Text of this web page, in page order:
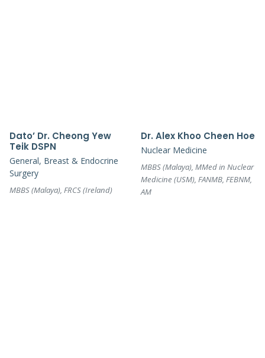
Dato’ Dr. Cheong Yew
Teik DSPN
General, Breast & Endocrine
Surgery
MBBS (Malaya), FRCS (Ireland)
Dr. Alex Khoo Cheen Hoe
Nuclear Medicine
MBBS (Malaya), MMed in Nuclear
Medicine (USM), FANMB, FEBNM,
AM